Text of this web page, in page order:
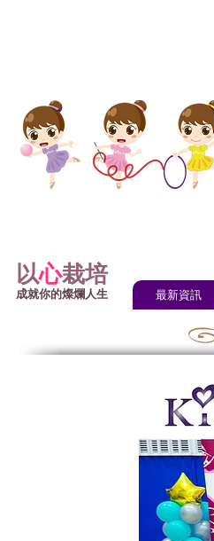
以心栽培
成就你的燦爛人生 最新資訊